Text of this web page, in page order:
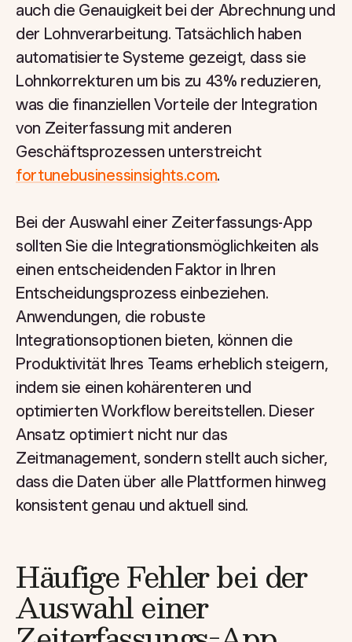
auch die Genauigkeit bei der Abrechnung und
der Lohnverarbeitung. Tatsächlich haben
automatisierte Systeme gezeigt, dass sie
Lohnkorrekturen um bis zu 43% reduzieren,
was die finanziellen Vorteile der Integration
von Zeiterfassung mit anderen
Geschäftsprozessen unterstreicht
fortunebusinessinsights.com.
Bei der Auswahl einer Zeiterfassungs-App
sollten Sie die Integrationsmöglichkeiten als
einen entscheidenden Faktor in Ihren
Entscheidungsprozess einbeziehen.
Anwendungen, die robuste
Integrationsoptionen bieten, können die
Produktivität Ihres Teams erheblich steigern,
indem sie einen kohärenteren und
optimierten Workflow bereitstellen. Dieser
Ansatz optimiert nicht nur das
Zeitmanagement, sondern stellt auch sicher,
dass die Daten über alle Plattformen hinweg
konsistent genau und aktuell sind.
Häufige Fehler bei der
Auswahl einer